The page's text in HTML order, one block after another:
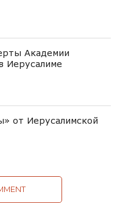
Академии
Иерусалиме
от Иерусалимской